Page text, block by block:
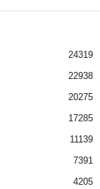
24319
22938
20275
17285
11139
7391
4205